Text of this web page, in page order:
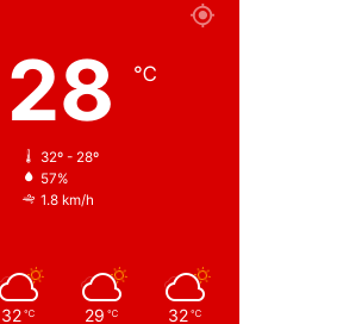
28 ℃
32º - 28º
57%
1.8 km/h
32 ℃ 29 ℃ 32 ℃